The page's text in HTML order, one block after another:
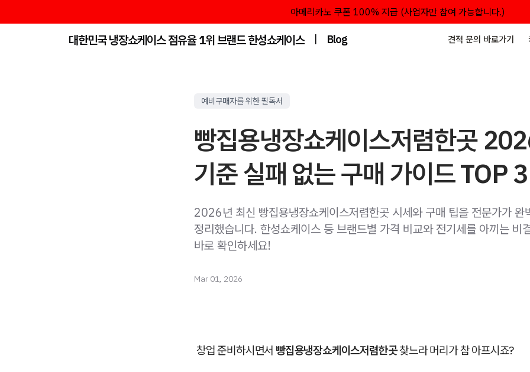
아메리카노 쿠폰 100% 지급 (사업자만 참여 가능합니다.)
대한민국 냉장쇼케이스 점유율 1위 브랜드 한성쇼케이스 | Blog 견적 문의 바로가기
예비구매자를 위한 필독서
빵집용냉장쇼케이스저렴한곳
기준 실패 없는 구매 가이드 TOP 3
2026년 최신 빵집용냉장쇼케이스저렴한곳 시세와 구매 팁을 전문가가 완
정리했습니다. 한성쇼케이스 등 브랜드별 가격 비교와 전기세를 아끼는 비
바로 확인하세요!
Mar 01, 2026
창업 준비하시면서 빵집용냉장쇼케이스저렴한곳찾느라 머리가 참 아프시죠?